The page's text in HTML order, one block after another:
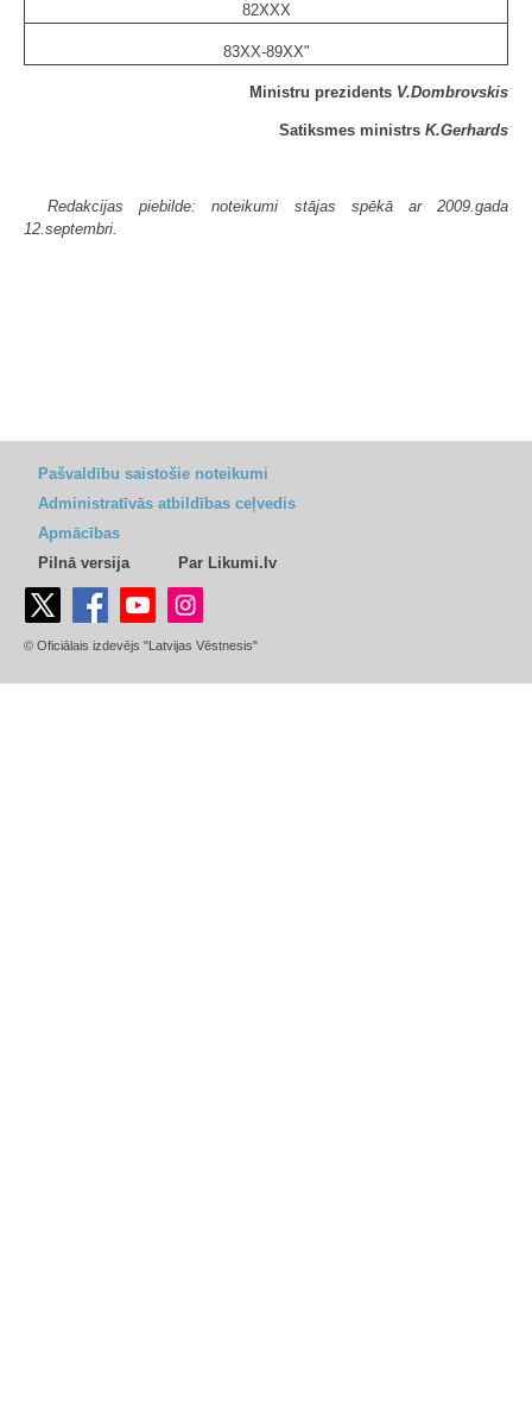
82XXX
83XX-89XX"
Ministru prezidents V.Dombrovskis
Satiksmes ministrs K.Gerhards
Redakcijas piebilde: noteikumi stājas spēkā ar 2009.gada
12.septembri.
Pašvaldību saistošie noteikumi
Administratīvās atbildības ceļvedis
Apmācības
Pilnā versija
Par Likumi.lv
© Oficiālais izdevējs "Latvijas Vēstnesis"